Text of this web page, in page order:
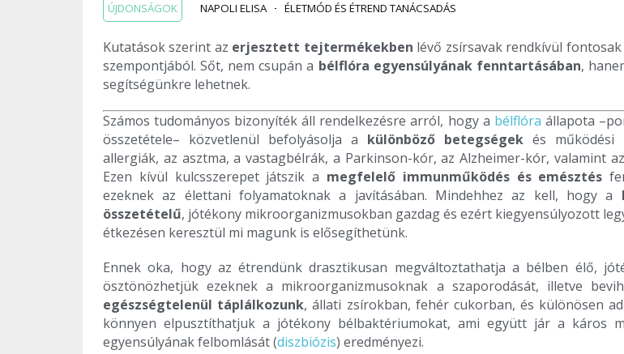
ÚJDONSÁGOK NAPOLI ELISA ÉLETMÓD ÉS ÉTREND TANÁCSADÁS
Kutatások szerint az erjesztett tejtermékekben lévő zsírsavak rendkívül
szempontjából. Sőt, nem csupán a bélflóra egyensúlyának fenntartásában,
segítségünkre lehetnek.
Számos tudományos bizonyíték áll rendelkezésre arról, hogy a bélflóra állapota
összetétele– közvetlenül befolyásolja a különböző betegségek és működési
allergiák, az asztma, a vastagbélrák, a Parkinson-kór, az Alzheimer-kór, valamint
Ezen kívül kulcsszerepet játszik a megfelelő immunműködés és emésztés
ezeknek az élettani folyamatoknak a javításában. Mindehhez az kell, hogy a
összetételű, jótékony mikroorganizmusokban gazdag és ezért kiegyensúlyozott
étkezésen keresztül mi magunk is elősegíthetünk.
Ennek oka, hogy az étrendünk drasztikusan megváltoztathatja a bélben élő,
ösztönözhetjük ezeknek a mikroorganizmusoknak a szaporodását, illetve
egészségtelenül táplálkozunk, állati zsírokban, fehér cukorban, és különösen
könnyen elpusztíthatjuk a jótékony bélbaktériumokat, ami együtt jár a káros
egyensúlyának felbomlását (diszbiózis) eredményezi.